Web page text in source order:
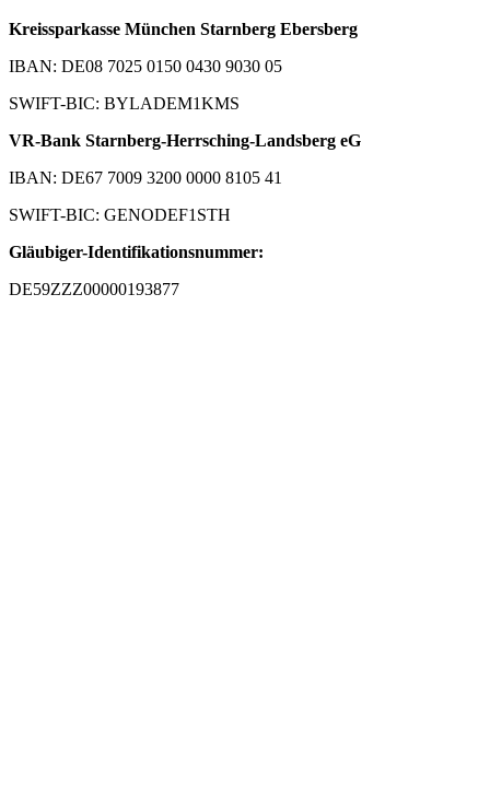
Kreissparkasse München Starnberg Ebersberg
IBAN: DE08 7025 0150 0430 9030 05
SWIFT-BIC: BYLADEM1KMS
VR-Bank Starnberg-Herrsching-Landsberg eG
IBAN: DE67 7009 3200 0000 8105 41
SWIFT-BIC: GENODEF1STH
Gläubiger-Identifikationsnummer:
DE59ZZZ00000193877